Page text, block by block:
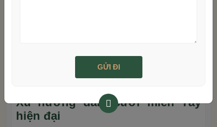
Xu hướng đám cưới miền Tây
hiện đại